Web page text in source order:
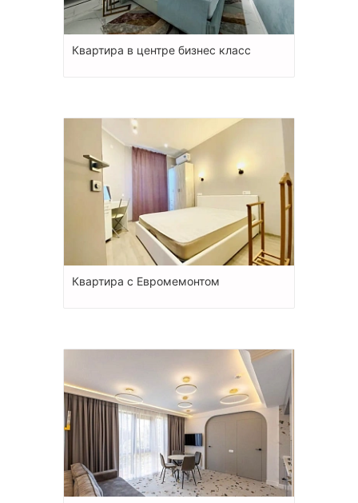
Квартира в центре бизнес класс
Квартира с Евромемонтом